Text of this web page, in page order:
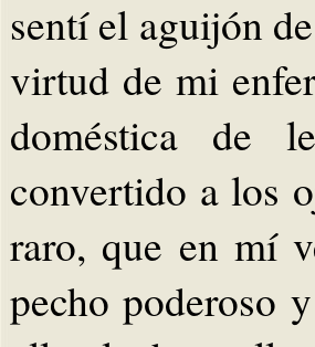
sentí el aguijón
virtud de mi
doméstica de
convertido a los
raro, que en mí
pecho poderoso